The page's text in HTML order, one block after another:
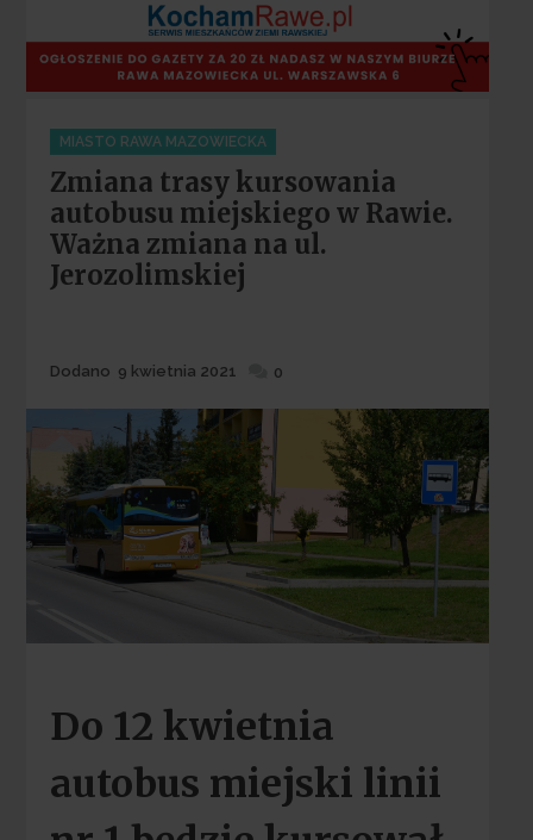
Categories
MIASTO RAWA MAZOWIECKA
Zmiana trasy kursowania
autobusu miejskiego w Rawie.
Ważna zmiana na ul.
Jerozolimskiej
Dodane
Dodano 9 kwietnia 2021 0
Do 12 kwietnia
autobus miejski linii